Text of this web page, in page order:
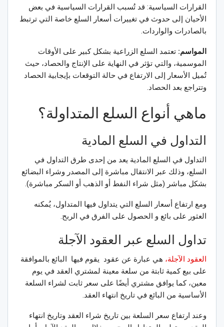
القرارات السياسية: قد تُسبب القرارات السياسية في بعض
الأحيان إلى حدوث في تغييرات أسعار السلع خاصة التي ترتبط
بالصادرات والواردات.
المواسم: تعتمد السلع الزراعية بشكل كبير على الأوقات
الموسمية، والتي تؤثر في النهاية على الإنتاج والحصاد، حيث
تُميل الأسعار إلى الارتفاع في حالة التوقعات بإيجابية الحصاد
وتتراجع بعد الحصاد.
ماهي أنواع السلع المتداولة؟
التداول في السلع المادية
التداول في السلع المادية يعد من إحدى طرق التداول في
السلع، وذلك عبر الانتقال مباشرة إلى المصدر وشراء البضائع
بشكل مباشر (مثل شراء النفط أو الذهب أو السكر مباشرة).
ومع ارتفاع أسعار السلع التي يتداول فيها المتداول، يُمكنه
العثور على بائع و الحصول على الفرق في الربح.
تداول السلع عبر العقود الآجلة
العقود الآجلة، هي عبارة عن عقود يقوم فيها البائع بالموافقة
على بيع كمية ثابتة من سلعة معينة لمشتري العقد في يوم
معين، كما يوافق مشتري أيضًا على سعر ثابت لشراء السلعة
الأساسية من البائع في تاريخ انتهاء العقد.
وعند ارتفاع سعر السلعة بين تاريخ شراء العقد وتاريخ انتهاء